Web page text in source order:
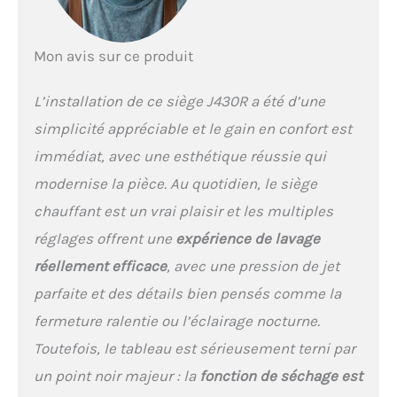
toilettes Smart ? Vous
qualité supérieure
directement auprès du
fabricant, sans aucun
intermédiaire. Les bidets
de faible qualité inférieurs
à 250 euros ne vous
procureront aucun plaisir
lors de l'utilisation des
toilettes. Chez d'autres
distributeurs, vous ne
pouvez pas retourner les
WC-douches après
utilisation ou après
car ce sont des articles
sanitaires. Mais chez
Mon avis sur ce produit
L’installation de ce siège J430R a été d’une
simplicité appréciable et le gain en confort est
immédiat, avec une esthétique réussie qui
modernise la pièce. Au quotidien, le siège
chauffant est un vrai plaisir et les multiples
réglages offrent une expérience de lavage
réellement efficace, avec une pression de jet
parfaite et des détails bien pensés comme la
fermeture ralentie ou l’éclairage nocturne.
Toutefois, le tableau est sérieusement terni par
un point noir majeur : la fonction de séchage est